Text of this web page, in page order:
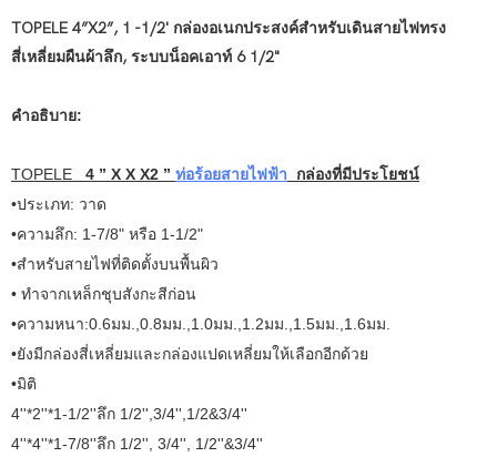
TOPELE 4”X2”, 1 -1/2' กล่องอเนกประสงค์สำหรับเดินสายไฟทรง
สี่เหลี่ยมผืนผ้าลึก, ระบบน็อคเอาท์ 6 1/2"
คำอธิบาย:
TOPELE 4 ” X X X2 ” ท่อร้อยสายไฟฟ้า กล่องที่มีประโยชน์
•ประเภท: วาด
•ความลึก: 1-7/8" หรือ 1-1/2"
•สำหรับสายไฟที่ติดตั้งบนพื้นผิว
• ทำจากเหล็กชุบสังกะสีก่อน
•ความหนา:0.6มม.,0.8มม.,1.0มม.,1.2มม.,1.5มม.,1.6มม.
•ยังมีกล่องสี่เหลี่ยมและกล่องแปดเหลี่ยมให้เลือกอีกด้วย
•มิติ
4''*2''*1-1/2''ลึก 1/2'',3/4'',1/2&3/4''
4''*4''*1-7/8''ลึก 1/2'', 3/4'', 1/2''&3/4''